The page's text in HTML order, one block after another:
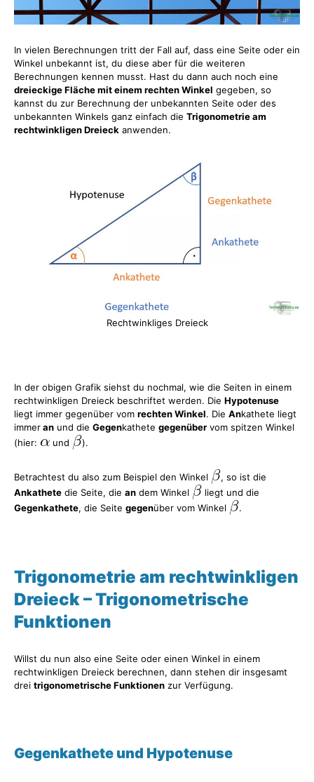
In vielen Berechnungen tritt der Fall auf, dass eine Seite oder ein
Winkel unbekannt ist, du diese aber für die weiteren
Berechnungen kennen musst. Hast du dann auch noch eine
dreieckige Fläche mit einem rechten Winkel gegeben, so
kannst du zur Berechnung der unbekannten Seite oder des
unbekannten Winkels ganz einfach die Trigonometrie am
rechtwinkligen Dreieck anwenden.
Rechtwinkliges Dreieck
In der obigen Grafik siehst du nochmal, wie die Seiten in einem
rechtwinkligen Dreieck beschriftet werden. Die Hypotenuse
liegt immer gegenüber vom rechten Winkel. Die Ankathete liegt
immeran und die Gegenkathete gegenüber vom spitzen Winkel
(hier:
und ).
Betrachtest du also zum Beispiel den Winkel
, so ist die
Ankathete die Seite, die an dem Winkel
liegt und die
Gegenkathete, die Seite gegenüber vom Winkel .
Trigonometrie am rechtwinkligen
Dreieck – Trigonometrische
Funktionen
Willst du nun also eine Seite oder einen Winkel in einem
rechtwinkligen Dreieck berechnen, dann stehen dir insgesamt
drei trigonometrische Funktionen zur Verfügung.
Gegenkathete und Hypotenuse